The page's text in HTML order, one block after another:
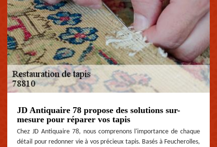
JD Antiquaire 78 propose des solutions sur-
mesure pour réparer vos tapis
Chez JD Antiquaire 78, nous comprenons l'importance de chaque
détail pour redonner vie à vos précieux tapis. Basés à Feucherolles,